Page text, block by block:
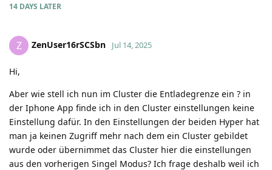
14 DAYS LATER
Z ZenUser16rSCSbn Jul 14, 2025
Hi,
Aber wie stell ich nun im Cluster die Entladegrenze ein ? in
der Iphone App finde ich in den Cluster einstellungen keine
Einstellung dafür. In den Einstellungen der beiden Hyper hat
man ja keinen Zugriff mehr nach dem ein Cluster gebildet
wurde oder übernimmet das Cluster hier die einstellungen
aus den vorherigen Singel Modus? Ich frage deshalb weil ich